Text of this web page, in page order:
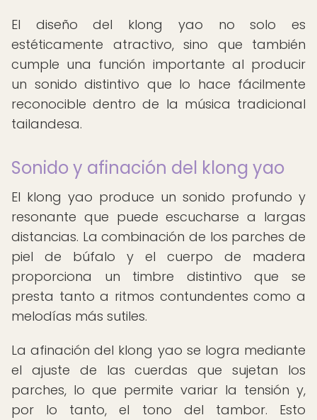
El diseño del klong yao no solo es
estéticamente atractivo, sino que también
cumple una función importante al producir
un sonido distintivo que lo hace fácilmente
reconocible dentro de la música tradicional
tailandesa.
Sonido y afinación del klong yao
El klong yao produce un sonido profundo y
resonante que puede escucharse a largas
distancias. La combinación de los parches de
piel de búfalo y el cuerpo de madera
proporciona un timbre distintivo que se
presta tanto a ritmos contundentes como a
melodías más sutiles.
La afinación del klong yao se logra mediante
el ajuste de las cuerdas que sujetan los
parches, lo que permite variar la tensión y,
por lo tanto, el tono del tambor. Esto